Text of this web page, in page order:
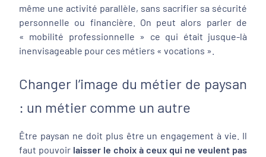
même une activité parallèle, sans sacrifier sa sécurité
personnelle ou financière. On peut alors parler de
« mobilité professionnelle » ce qui était jusque-là
inenvisageable pour ces métiers « vocations ».
Changer l’image du métier de paysan
: un métier comme un autre
Être paysan ne doit plus être un engagement à vie. Il
faut pouvoir laisser le choix à ceux qui ne veulent pas